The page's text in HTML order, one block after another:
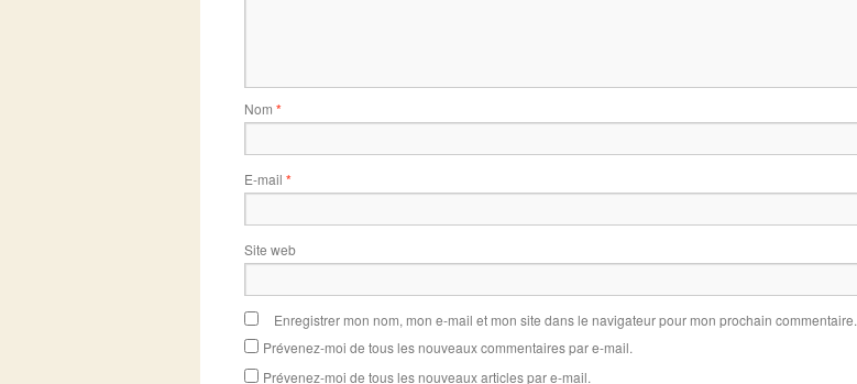
Nom *
E-mail *
Site web
Enregistrer mon nom, mon e-mail et mon site dans le navigateur pour mon prochain commentaire.
Prévenez-moi de tous les nouveaux commentaires par e-mail.
Prévenez-moi de tous les nouveaux articles par e-mail.